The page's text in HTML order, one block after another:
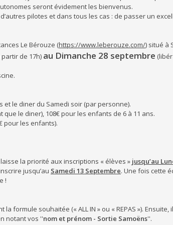
seront évidement les bienvenus.
pilotes et dans tous les cas : de passer un
Le Bérouze (https://www.leberouze.com/) situé à
partir de 17h) au Dimanche 28 septembre
le diner du Samedi soir (par personne).
le diner), 108€ pour les enfants de 6 à 11 ans.
pour les enfants).
la priorité aux inscriptions « élèves » jusqu’au
jusqu’au Samedi 13 Septembre. Une fois cette
!
formule souhaitée (« ALL IN » ou « REPAS »). Ensuite,
notant vos ''nom et prénom - Sortie Samoëns''.